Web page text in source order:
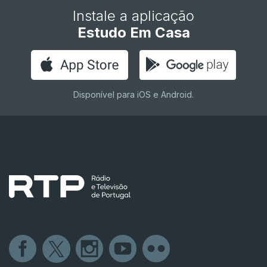
Instale a aplicação
Estudo Em Casa
Disponível para iOS e Android.